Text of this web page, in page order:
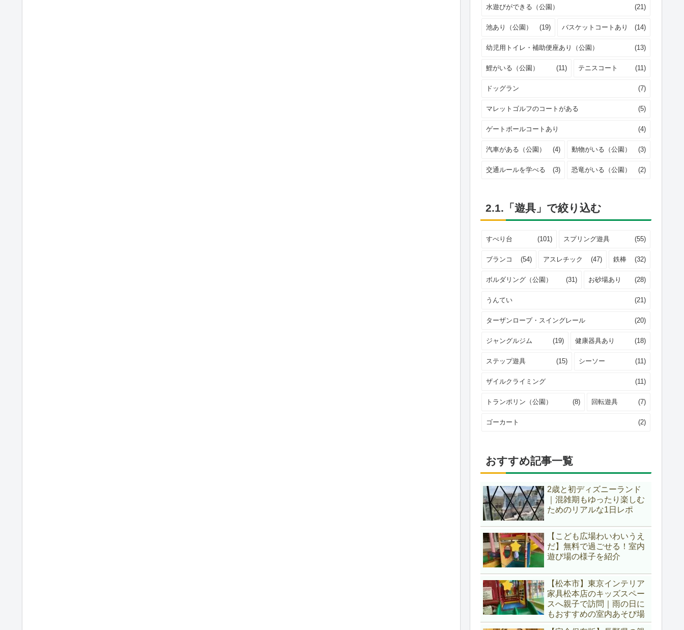
水遊びができる（公園） (21)
池あり（公園） (19) バスケットコートあり (14)
幼児用トイレ・補助便座あり（公園） (13)
鯉がいる（公園） (11) テニスコート (11)
ドッグラン (7)
マレットゴルフのコートがある (5)
ゲートボールコートあり (4)
汽車がある（公園） (4) 動物がいる（公園） (3)
交通ルールを学べる (3) 恐竜がいる（公園） (2)
2.1.「遊具」で絞り込む
すべり台 (101) スプリング遊具 (55)
ブランコ (54) アスレチック (47) 鉄棒 (32)
ボルダリング（公園） (31) お砂場あり (28)
うんてい (21)
ターザンロープ・スイングレール (20)
ジャングルジム (19) 健康器具あり (18)
ステップ遊具 (15) シーソー (11)
ザイルクライミング (11)
トランポリン（公園） (8) 回転遊具 (7)
ゴーカート (2)
おすすめ記事一覧
2歳と初ディズニーランド
｜混雑期もゆったり楽しむ
ためのリアルな1日レポ
【こども広場わいわいうえ
だ】無料で過ごせる！室内
遊び場の様子を紹介
【松本市】東京インテリア
家具松本店のキッズスペー
スへ親子で訪問｜雨の日に
もおすすめの室内あそび場